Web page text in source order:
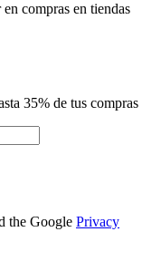
compras en tiendas
35% de tus compras
the Google Privacy